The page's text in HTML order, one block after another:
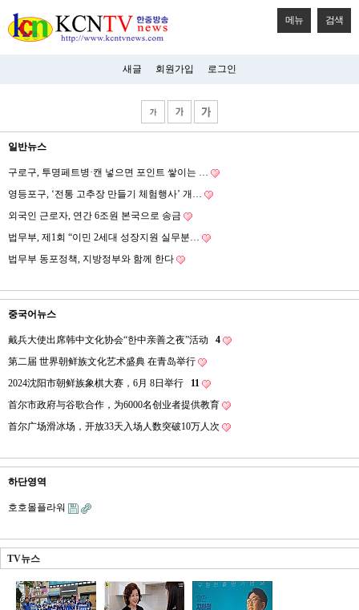
메뉴 검색
새글 회원가입 로그인
일반뉴스
구로구, 투명페트병·캔 넣으면 포인트 쌓이는 …
영등포구, ‘전통 고추장 만들기 체험행사’ 개…
외국인 근로자, 연간 6조원 본국으로 송금
법무부, 제1회 “이민 2세대 성장지원 실무분…
법무부 동포정책, 지방정부와 함께 한다
중국어뉴스
戴兵大使出席韩中文化协会“한中亲善之夜”活动
4
第二届 世界朝鲜族文化艺术盛典 在青岛举行
2024沈阳市朝鲜族象棋大赛，6月 8日举行
11
首尔市政府与谷歌合作，为6000名创业者提供教育
首尔广场滑冰场，开放33天入场人数突破10万人次
하단영역
호호몰플라워
TV뉴스